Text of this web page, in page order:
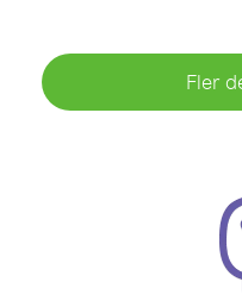
Fler